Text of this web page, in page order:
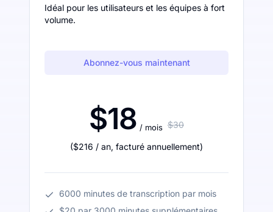
Idéal pour les utilisateurs et les équipes à fort
volume.
Abonnez-vous maintenant
$18 / mois $30
($216 / an, facturé annuellement)
6000 minutes de transcription par mois